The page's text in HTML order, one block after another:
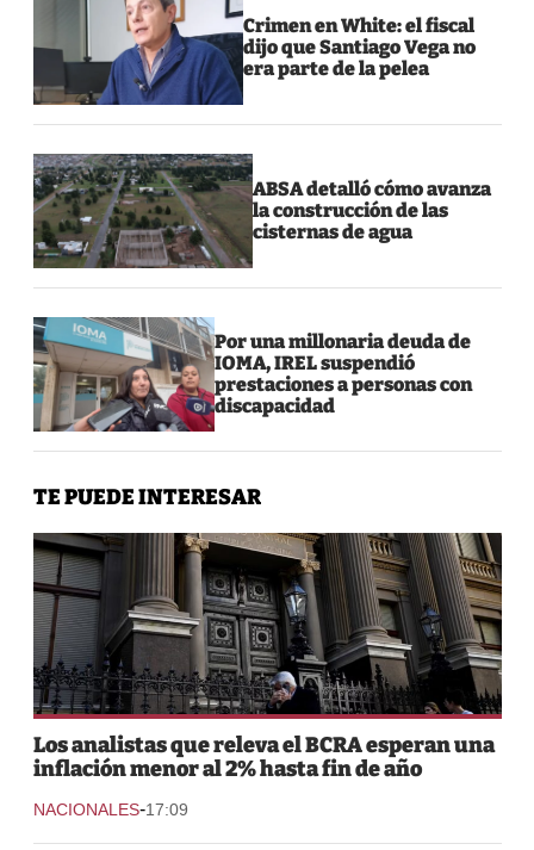
Crimen en White: el fiscal
dijo que Santiago Vega no
era parte de la pelea
ABSA detalló cómo avanza
la construcción de las
cisternas de agua
Por una millonaria deuda de
IOMA, IREL suspendió
prestaciones a personas con
discapacidad
TE PUEDE INTERESAR
Los analistas que releva el BCRA esperan una
inflación menor al 2% hasta fin de año
NACIONALES-17:09